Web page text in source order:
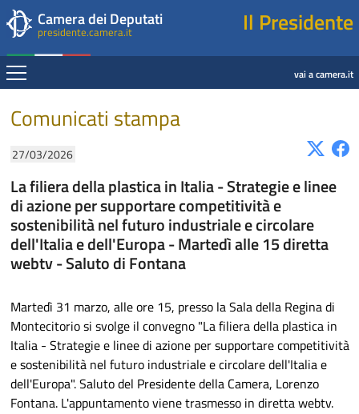
Presidente della Camera dei Deputati
Salta al contenuto principale
Salta al menu di navigazione
Camera dei Deputati
presidente.camera.it Il Presidente
Espandi vai a camera.it
Contenuto
Comunicati stampa
27/03/2026
La filiera della plastica in Italia - Strategie e linee
di azione per supportare competitività e
sostenibilità nel futuro industriale e circolare
dell'Italia e dell'Europa - Martedì alle 15 diretta
webtv - Saluto di Fontana
Martedì 31 marzo, alle ore 15, presso la Sala della Regina di
Montecitorio si svolge il convegno "La filiera della plastica in
Italia - Strategie e linee di azione per supportare competitività
e sostenibilità nel futuro industriale e circolare dell'Italia e
dell'Europa". Saluto del Presidente della Camera, Lorenzo
Fontana. L'appuntamento viene trasmesso in diretta webtv.
Fine contenuto
Navigazione pagine di servizio
Fine pagina
Salta al contenuto principale
Salta al menu di navigazione
Vai a inizio pagina